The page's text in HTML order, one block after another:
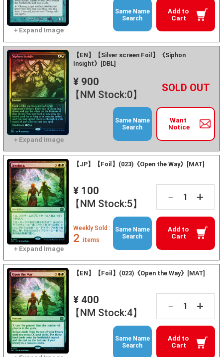
Add to
Cart
Same Name
Search
【EN】【Silver screen Foil】《Siphon
Insight》[DBL]
¥ 900
【NM Stock:0】
－ +
Want
Notice
Same Name
Search
【JP】【Foil】(023)《Open the Way》[MAT]
¥ 100
【NM Stock:5】
－ +
Add to
Cart
Weekly Sold :
2 items
Same Name
Search
【EN】【Foil】(023)《Open the Way》[MAT]
¥ 400
【NM Stock:4】
－ +
Add to
Cart
Same Name
Search